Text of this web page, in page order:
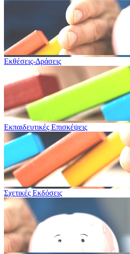
Εκθέσεις-Δράσεις
Εκπαιδευτικές Επισκέψεις
Σχετικές Εκδόσεις